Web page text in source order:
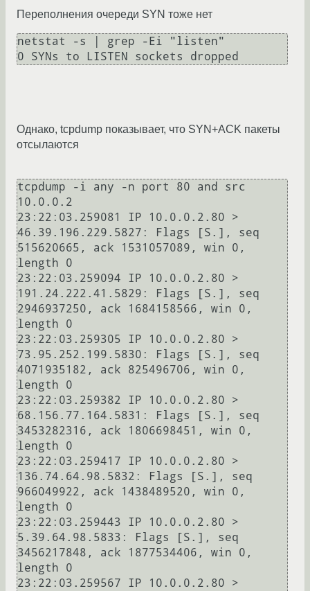
Переполнения очереди SYN тоже нет
netstat -s | grep -Ei "listen"
Однако, tcpdump показывает, что SYN+ACK пакеты
отсылаются
tcpdump -i any -n port 80 and src
10.0.0.2
23:22:03.259081 IP 10.0.0.2.80 >
46.39.196.229.5827: Flags [S.], seq
515620665, ack 1531057089, win 0,
length 0
23:22:03.259094 IP 10.0.0.2.80 >
191.24.222.41.5829: Flags [S.], seq
2946937250, ack 1684158566, win 0,
length 0
23:22:03.259305 IP 10.0.0.2.80 >
73.95.252.199.5830: Flags [S.], seq
4071935182, ack 825496706, win 0,
length 0
23:22:03.259382 IP 10.0.0.2.80 >
68.156.77.164.5831: Flags [S.], seq
3453282316, ack 1806698451, win 0,
length 0
23:22:03.259417 IP 10.0.0.2.80 >
136.74.64.98.5832: Flags [S.], seq
966049922, ack 1438489520, win 0,
length 0
23:22:03.259443 IP 10.0.0.2.80 >
5.39.64.98.5833: Flags [S.], seq
3456217848, ack 1877534406, win 0,
length 0
23:22:03.259567 IP 10.0.0.2.80 >